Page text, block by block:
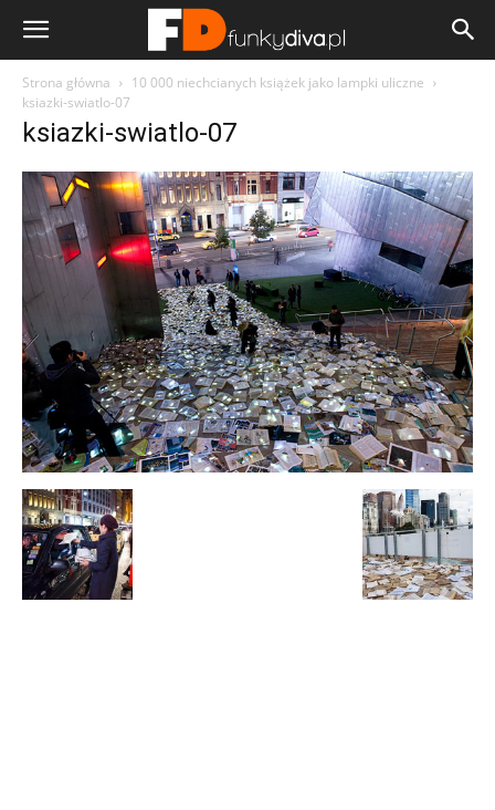
Strona główna
10 000 niechcianych książek jako lampki uliczne
ksiazki-swiatlo-07
ksiazki-swiatlo-07